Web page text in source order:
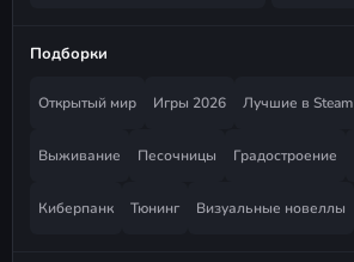
Подборки
Открытый мир Игры 2026 Лучшие в Steam
Выживание Песочницы Градостроение
Киберпанк Тюнинг Визуальные новеллы